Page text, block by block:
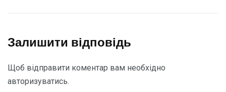
Залишити відповідь
Щоб відправити коментар вам необхідно
авторизуватись.